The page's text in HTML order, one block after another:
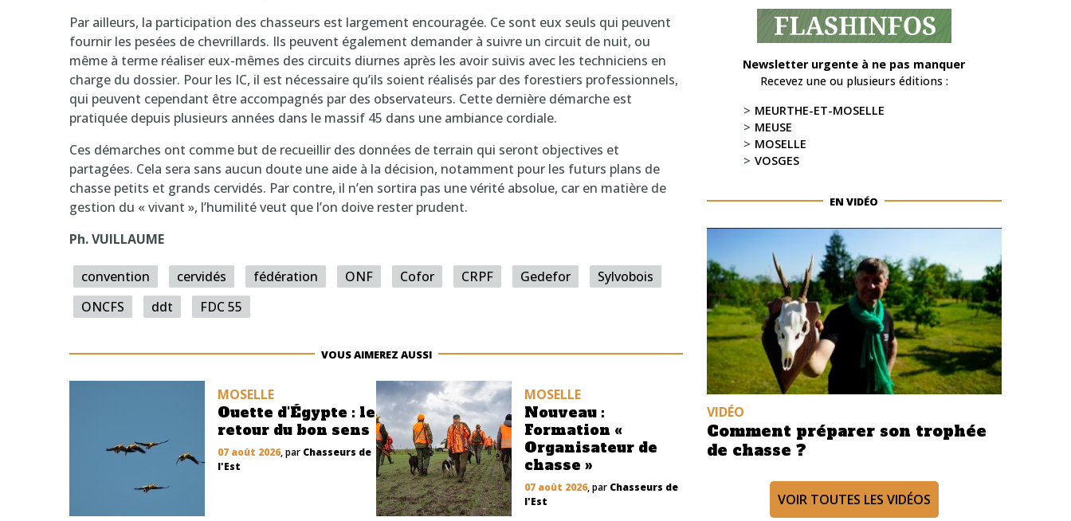
Par ailleurs, la participation des chasseurs est largement encouragée. Ce sont eux seuls qui peuvent
fournir les pesées de chevrillards. Ils peuvent également demander à suivre un circuit de nuit, ou
même à terme réaliser eux-mêmes des circuits diurnes après les avoir suivis avec les techniciens en
charge du dossier. Pour les IC, il est nécessaire qu’ils soient réalisés par des forestiers professionnels,
qui peuvent cependant être accompagnés par des observateurs. Cette dernière démarche est
pratiquée depuis plusieurs années dans le massif 45 dans une ambiance cordiale.
Ces démarches ont comme but de recueillir des données de terrain qui seront objectives et
partagées. Cela sera sans aucun doute une aide à la décision, notamment pour les futurs plans de
chasse petits et grands cervidés. Par contre, il n’en sortira pas une vérité absolue, car en matière de
gestion du « vivant », l’humilité veut que l’on doive rester prudent.
Ph. VUILLAUME
convention cervidés fédération ONF Cofor CRPF Gedefor
Sylvobois
ONCFS
ddt FDC 55
VOUS AIMEREZ AUSSI
MOSELLE
Ouette d'Égypte : le
retour du bon sens
07 août 2026, par Chasseurs de
l'Est
MOSELLE
Nouveau :
Formation «
Organisateur de
chasse »
07 août 2026, par Chasseurs de
l'Est
Newsletter urgente à ne pas manquer
Recevez une ou plusieurs éditions :
MEURTHE-ET-MOSELLE
MEUSE
MOSELLE
VOSGES
EN VIDÉO
VIDÉO
Comment préparer son trophée
de chasse ?
VOIR TOUTES LES VIDÉOS